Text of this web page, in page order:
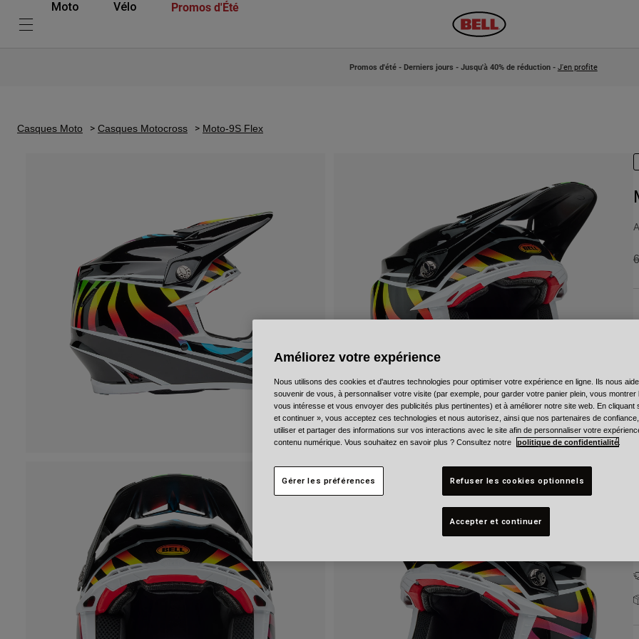
Moto Vélo Promos d'Été
Promos d'été - Derniers jours - Jusqu'à 40% de réduction - J'en profite
Casques Moto Casques Motocross Moto-9S Flex
Améliorez votre expérience
Nous utilisons des cookies et d'autres technologies pour optimiser votre expérience en ligne. Ils nous
souvenir de vous, à personnaliser votre visite (par exemple, pour garder votre panier plein, vous montrer
vous intéresse et vous envoyer des publicités plus pertinentes) et à améliorer notre site web. En cliquant
et continuer », vous acceptez ces technologies et nous autorisez, ainsi que nos partenaires de confiance,
utiliser et partager des informations sur vos interactions avec le site afin de personnaliser votre
contenu numérique. Vous souhaitez en savoir plus ? Consultez notre
politique de confidentialité
Gérer les préférences Refuser les cookies optionnels
Accepter et continuer